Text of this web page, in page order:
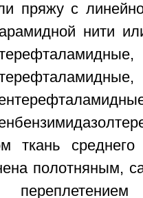
пряжу с
нити
ткань
полотняным,